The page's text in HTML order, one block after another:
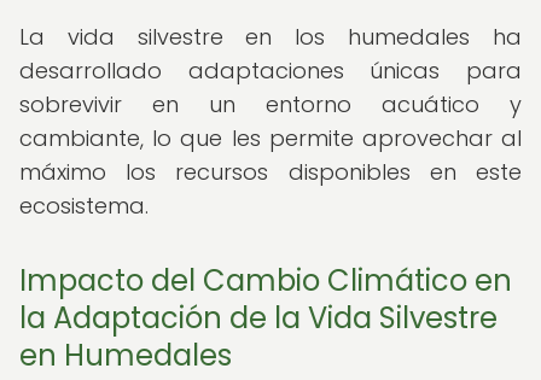
La vida silvestre en los humedales ha
desarrollado adaptaciones únicas para
sobrevivir en un entorno acuático y
cambiante, lo que les permite aprovechar al
máximo los recursos disponibles en este
ecosistema.
Impacto del Cambio Climático en
la Adaptación de la Vida Silvestre
en Humedales